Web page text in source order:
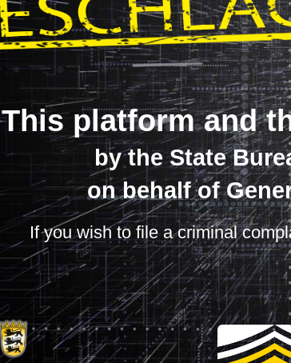
This platform and
by the State
on behalf of
If you wish to file a criminal